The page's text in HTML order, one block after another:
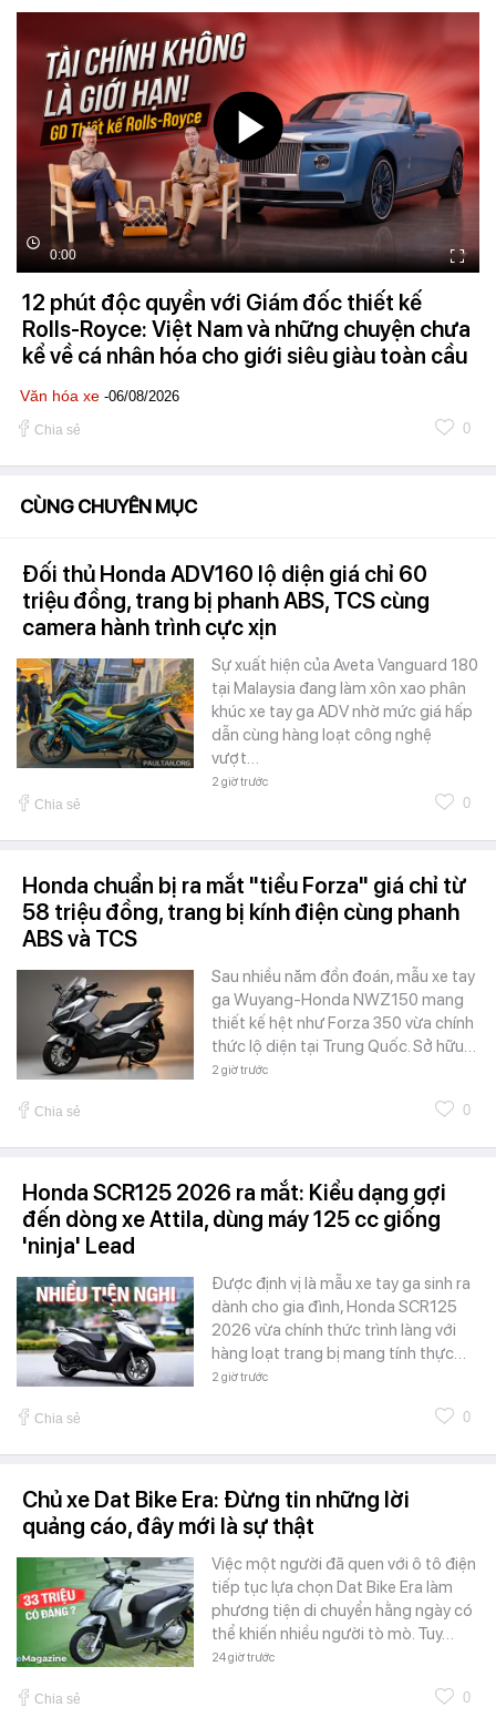
0:00
12 phút độc quyền với Giám đốc thiết kế
Rolls-Royce: Việt Nam và những chuyện chưa
kể về cá nhân hóa cho giới siêu giàu toàn cầu
Văn hóa xe -06/08/2026
Chia sẻ 0
CÙNG CHUYÊN MỤC
Đối thủ Honda ADV160 lộ diện giá chỉ 60
triệu đồng, trang bị phanh ABS, TCS cùng
camera hành trình cực xịn
Sự xuất hiện của Aveta Vanguard 180
tại Malaysia đang làm xôn xao phân
khúc xe tay ga ADV nhờ mức giá hấp
dẫn cùng hàng loạt công nghệ
vượt…
2 giờ trước
Chia sẻ 0
Honda chuẩn bị ra mắt "tiểu Forza" giá chỉ từ
58 triệu đồng, trang bị kính điện cùng phanh
ABS và TCS
Sau nhiều năm đồn đoán, mẫu xe tay
ga Wuyang-Honda NWZ150 mang
thiết kế hệt như Forza 350 vừa chính
thức lộ diện tại Trung Quốc. Sở hữu…
2 giờ trước
Chia sẻ 0
Honda SCR125 2026 ra mắt: Kiểu dạng gợi
đến dòng xe Attila, dùng máy 125 cc giống
'ninja' Lead
Được định vị là mẫu xe tay ga sinh ra
dành cho gia đình, Honda SCR125
2026 vừa chính thức trình làng với
hàng loạt trang bị mang tính thực…
2 giờ trước
Chia sẻ 0
Chủ xe Dat Bike Era: Đừng tin những lời
quảng cáo, đây mới là sự thật
Việc một người đã quen với ô tô điện
tiếp tục lựa chọn Dat Bike Era làm
phương tiện di chuyển hằng ngày có
thể khiến nhiều người tò mò. Tuy…
24 giờ trước
Chia sẻ 0